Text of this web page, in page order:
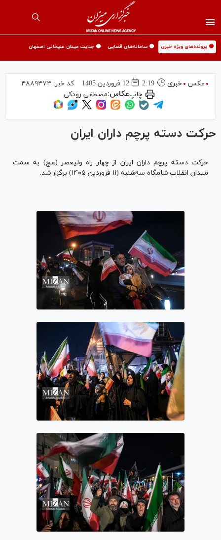
🟡 پرونده‌های ویژه خبری 🟡 سامانه‌های قضایی 🟡 جنایت میدان علیخانی اصفهان
عکس خبری 2:19 12 فروردين 1405 کد خبر:۴۸۸۹۴۷۴
چاپعکاس:مصطفی رودکی
حرکت دسته پرچم داران ایران
حرکت دسته پرچم داران ایران از چهار راه ولیعصر (عج) به سمت
میدان انقلاب شامگاه سه‌شنبه (۱۱ فروردین ۱۴۰۵) برگزار شد.